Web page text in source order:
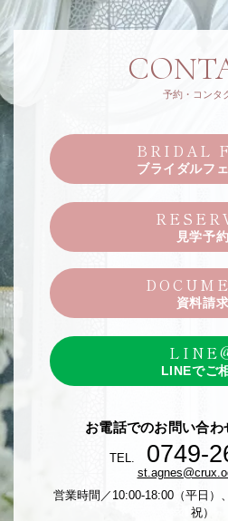
予約・コンタ
BRIDAL
ブライダルフ
見学予約
資料請求
LINEでご
お電話でのお問い合わ
TEL. 0749-
営業時間／10:00-18:00（平日）
祝）